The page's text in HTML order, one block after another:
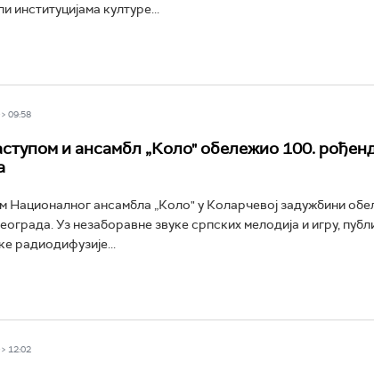
институцијама културе...
09:58
и ансамбл „Коло" обележио 100.
Националног ансамбла „Коло" у Коларчевој задужбини
Уз незаборавне звуке српских мелодија и игру,
радиодифузије...
12:02